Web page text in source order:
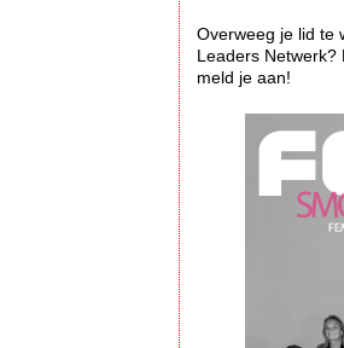
Overweeg je lid te
Leaders Netwerk?
meld je aan!